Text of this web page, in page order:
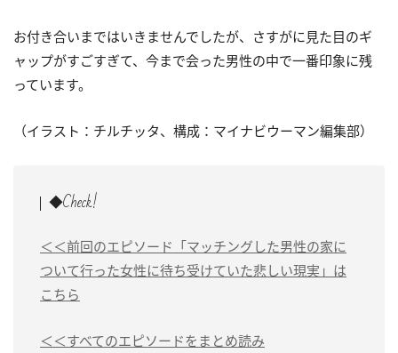
お付き合いまではいきませんでしたが、さすがに見た目のギ
ャップがすごすぎて、今まで会った男性の中で一番印象に残
っています。
（イラスト：チルチッタ、構成：マイナビウーマン編集部）
◆Check!
＜＜前回のエピソード「マッチングした男性の家に
ついて行った女性に待ち受けていた悲しい現実」は
こちら
＜＜すべてのエピソードをまとめ読み